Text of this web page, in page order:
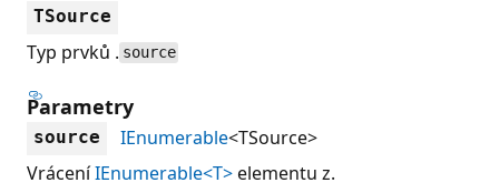
TSource
Typ prvků . source
Parametry
source IEnumerable<TSource>
VráceníIEnumerable<T>elementu z.